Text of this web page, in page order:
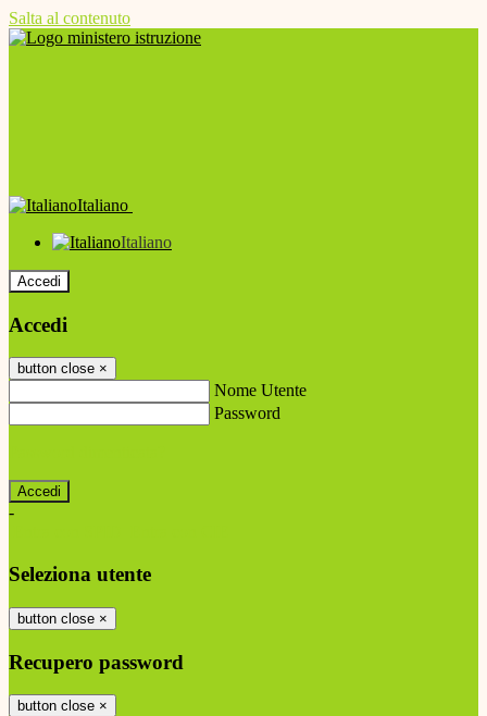
Salta al contenuto
Italiano
Italiano
Accedi
Accedi
button close ×
Nome Utente
Password
-
Seleziona utente
button close ×
Recupero password
button close ×